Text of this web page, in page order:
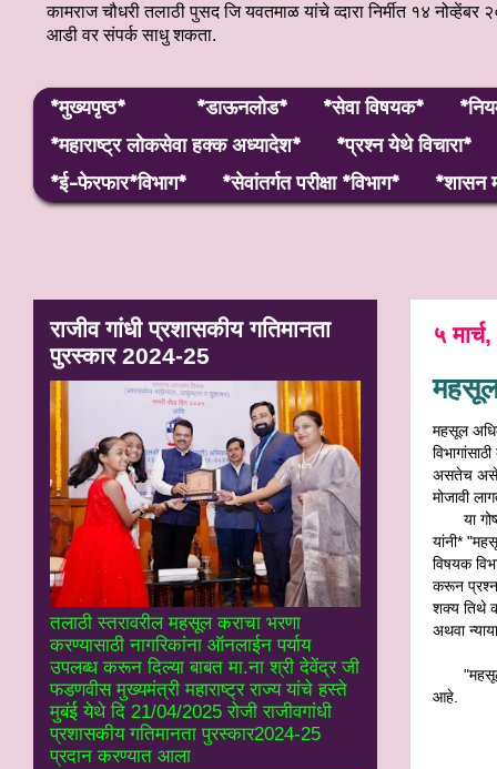
कामराज चौधरी तलाठी पुसद जि यवतमाळ यांचे व्दारा निर्मीत १४
आडी वर संपर्क साधु शकता.
*मुख्यपृष्ठ* *डाऊनलोड* *सेवा विषयक*
*महाराष्ट्र लाेकसेवा हक्क अध्यादेश*
*प्रश्न येथे विचारा*
*ई-फेरफार*विभाग*
*सेवांतर्गत परीक्षा *विभाग* *शासन
५
महसूल
महसूल
असतेच असे
मोजावी
या
यांनी*
विषयक
करून
शक्य तिथे
अथवा
"महसूल
आहे.
राजीव गांधी प्रशासकीय गतिमानता
पुरस्कार 2024-25
तलाठी स्तरावरील महसूल कराचा भरणा
करण्यासाठी नागरिकांना ऑनलाईन पर्याय
उपलब्ध करून दिल्या बाबत मा.ना श्री देवेंद्र जी
फडणवीस मुख्यमंत्री महाराष्ट्र राज्य यांचे हस्ते
मुबंई येथे दि 21/04/2025 रोजी राजीवगांधी
प्रशासकीय गतिमानता पुरस्कार2024-25
प्रदान करण्यात आला